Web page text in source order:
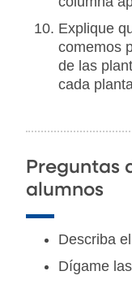
Explique
comemos
de las
cada
Preguntas
alumnos
Describa
Dígame